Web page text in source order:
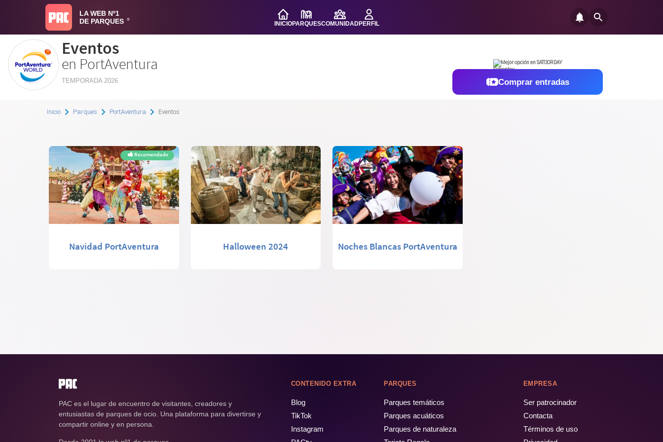
LA WEB Nº1
DE PARQUES
®
INICIOPARQUESCOMUNIDADPERFIL
Eventos
en PortAventura
TEMPORADA 2026
Mejor opción en SATOORDAY
Comprar entradas
Inicio Parques PortAventura Eventos
Recomendado
Navidad PortAventura Halloween 2024 Noches Blancas PortAventura
PAC es el lugar de encuentro de visitantes, creadores y
entusiastas de parques de ocio. Una plataforma para divertirse y
compartir online y en persona.
CONTENIDO EXTRA
Blog
TikTok
Instagram
PARQUES
Parques temáticos
Parques acuáticos
Parques de naturaleza
EMPRESA
Ser patrocinador
Contacta
Términos de uso